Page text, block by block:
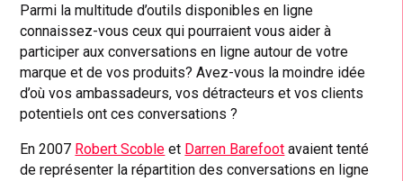
Parmi la multitude d’outils disponibles en ligne
connaissez-vous ceux qui pourraient vous aider à
participer aux conversations en ligne autour de votre
marque et de vos produits? Avez-vous la moindre idée
d’où vos ambassadeurs, vos détracteurs et vos clients
potentiels ont ces conversations ?
En 2007 Robert Scoble et Darren Barefoot avaient tenté
de représenter la répartition des conversations en ligne